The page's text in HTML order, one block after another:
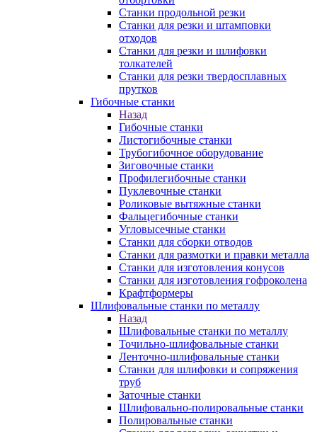
Станки продольной резки
Станки для резки и штамповки
отходов
Станки для резки и шлифовки
толкателей
Станки для резки твердосплавных
прутков
Гибочные станки
Назад
Гибочные станки
Листогибочные станки
Трубогибочное оборудование
Зиговочные станки
Профилегибочные станки
Пуклевочные станки
Роликовые вытяжные станки
Фальцегибочные станки
Угловысечные станки
Станки для сборки отводов
Станки для размотки и правки металла
Станки для изготовления конусов
Станки для изготовления гофроколена
Крафтформеры
Шлифовальные станки по металлу
Назад
Шлифовальные станки по металлу
Точильно-шлифовальные станки
Ленточно-шлифовальные станки
Станки для шлифовки и сопряжения
труб
Заточные станки
Шлифовально-полировальные станки
Полировальные станки